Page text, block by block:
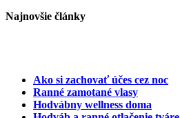
Najnovšie články
Ako si zachovať účes cez noc
Ranné zamotané vlasy
Hodvábny wellness doma